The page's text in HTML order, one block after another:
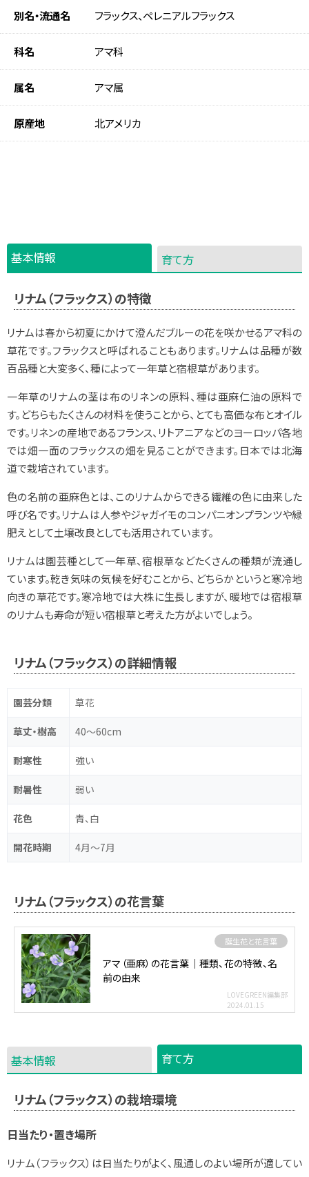
別名・流通名 フラックス、ペレニアルフラックス
科名 アマ科
属名 アマ属
原産地 北アメリカ
基本情報 育て方
リナム（フラックス）の特徴
リナムは春から初夏にかけて澄んだブルーの花を咲かせるアマ科の
草花です。フラックスと呼ばれることもあります。リナムは品種が数
百品種と大変多く、種によって一年草と宿根草があります。
一年草のリナムの茎は布のリネンの原料、種は亜麻仁油の原料で
す。どちらもたくさんの材料を使うことから、とても高価な布とオイル
です。リネンの産地であるフランス、リトアニアなどのヨーロッパ各地
では畑一面のフラックスの畑を見ることができます。日本では北海
道で栽培されています。
色の名前の亜麻色とは、このリナムからできる繊維の色に由来した
呼び名です。リナムは人参やジャガイモのコンパニオンプランツや緑
肥えとして土壌改良としても活用されています。
リナムは園芸種として一年草、宿根草などたくさんの種類が流通し
ています。乾き気味の気候を好むことから、どちらかというと寒冷地
向きの草花です。寒冷地では大株に生長しますが、暖地では宿根草
のリナムも寿命が短い宿根草と考えた方がよいでしょう。
リナム（フラックス）の詳細情報
園芸分類 草花
草丈・樹高 40～60cm
耐寒性 強い
耐暑性 弱い
花色 青、白
開花時期 4月～7月
リナム（フラックス）の花言葉
誕生花と花言葉
アマ（亜麻）の花言葉｜種類、花の特徴、名
前の由来
LOVEGREEN編集部
2024.01.15
基本情報 育て方
リナム（フラックス）の栽培環境
日当たり・置き場所
リナム（フラックス）は日当たりがよく、風通しのよい場所が適してい